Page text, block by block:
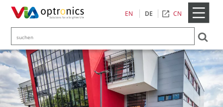
EN DE CN